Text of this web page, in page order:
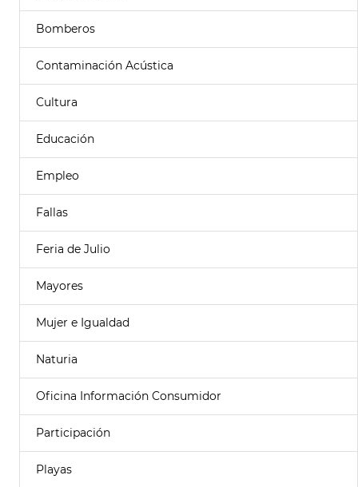
Bomberos
Contaminación Acústica
Cultura
Educación
Empleo
Fallas
Feria de Julio
Mayores
Mujer e Igualdad
Naturia
Oficina Información Consumidor
Participación
Playas